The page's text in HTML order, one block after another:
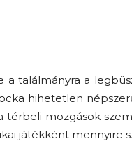
találmányra a
hihetetlen
térbeli mozgások
játékként mennyire